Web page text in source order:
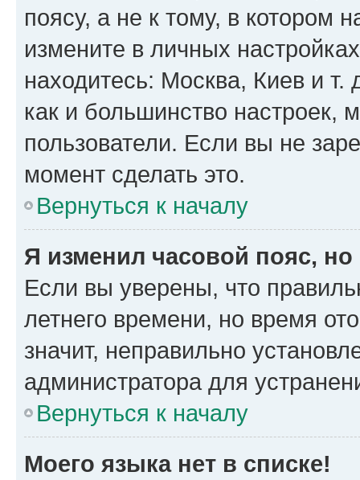
поясу, а не к тому, в котором
измените в личных
находитесь: Москва, Киев и т.
как и большинство настроек,
пользователи. Если вы не
момент сделать это.
Вернуться к началу
Я изменил часовой пояс,
Если вы уверены, что
летнего времени, но время
значит, неправильно
администратора для
Вернуться к началу
Моего языка нет в списке!